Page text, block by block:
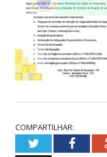
COMPARTILHAR:
Twitter